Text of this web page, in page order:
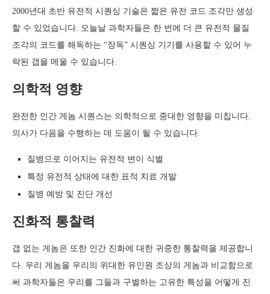
2000년대 초반 유전적 시퀀싱 기술은 짧은 유전 코드 조각만 생성
할 수 있었습니다. 오늘날 과학자들은 한 번에 더 큰 유전적 물질
조각의 코드를 해독하는 “장독” 시퀀싱 기기를 사용할 수 있어 누
락된 갭을 메울 수 있습니다.
의학적 영향
완전한 인간 게놈 시퀀스는 의학적으로 중대한 영향을 미칩니다.
의사가 다음을 수행하는 데 도움이 될 수 있습니다.
질병으로 이어지는 유전적 변이 식별
특정 유전적 상태에 대한 표적 치료 개발
질병 예방 및 진단 개선
진화적 통찰력
갭 없는 게놈은 또한 인간 진화에 대한 귀중한 통찰력을 제공합니
다. 우리 게놈을 우리의 위대한 유인원 조상의 게놈과 비교함으로
써 과학자들은 우리를 그들과 구별하는 고유한 특성을 어떻게 진